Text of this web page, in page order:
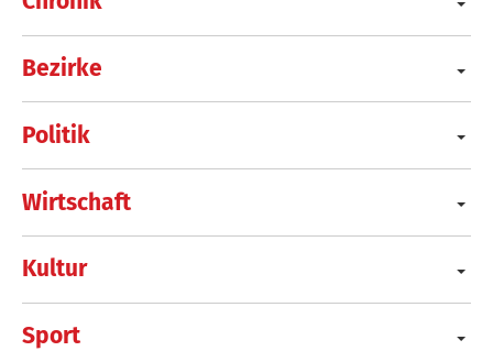
Bezirke
Politik
Wirtschaft
Kultur
Sport